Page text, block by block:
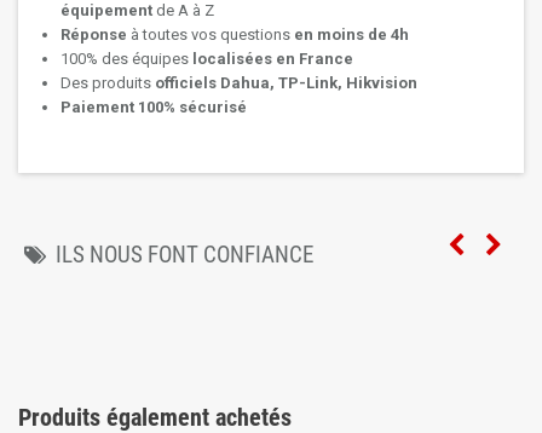
équipement de A à Z
Réponse à toutes vos questions en moins de 4h
100% des équipes localisées en France
Des produits officiels Dahua, TP-Link, Hikvision
Paiement 100% sécurisé
ILS NOUS FONT CONFIANCE
Produits également achetés